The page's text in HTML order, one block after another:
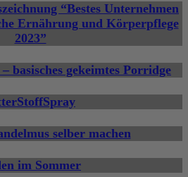
“Bestes Unternehmen
Ernährung und Körperpflege
2023”
basisches gekeimtes Porridge
selber machen
im Sommer